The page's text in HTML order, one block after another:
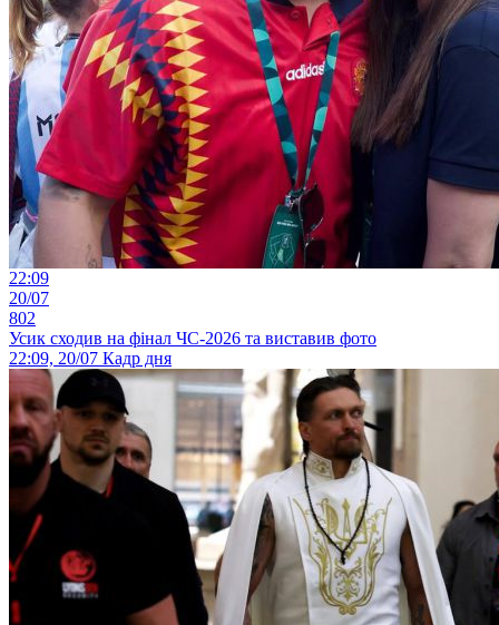
22:09
20/07
802
Усик сходив на фінал ЧС-2026 та виставив фото
22:09, 20/07 Кадр дня